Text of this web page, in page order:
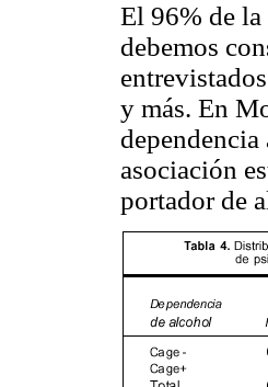
El 96% de
debemos
y más. En
asociación
portador de